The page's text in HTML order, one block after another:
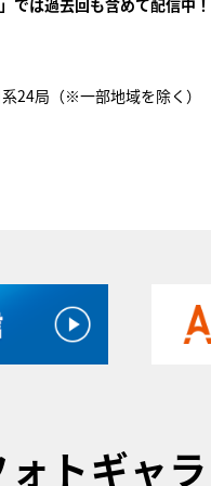
」では過去回も含めて配信中！
24局（※一部地域を除く）
ォトギャ